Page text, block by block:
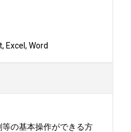
Excel, Word
等の基本操作ができる方